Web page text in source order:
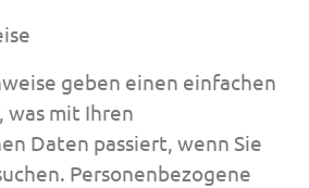
geben einen einfachen
was mit Ihren
Daten passiert, wenn Sie
Personenbezogene